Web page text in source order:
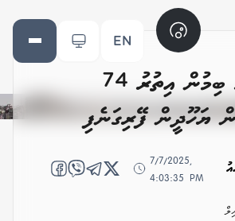
EN
ފަލަސްތީނުގެ ބިމުން އިތުރު 74
ޔަހޫދީން ފޭރިގަނެފި
7/7/2025,
4:03:35 PM